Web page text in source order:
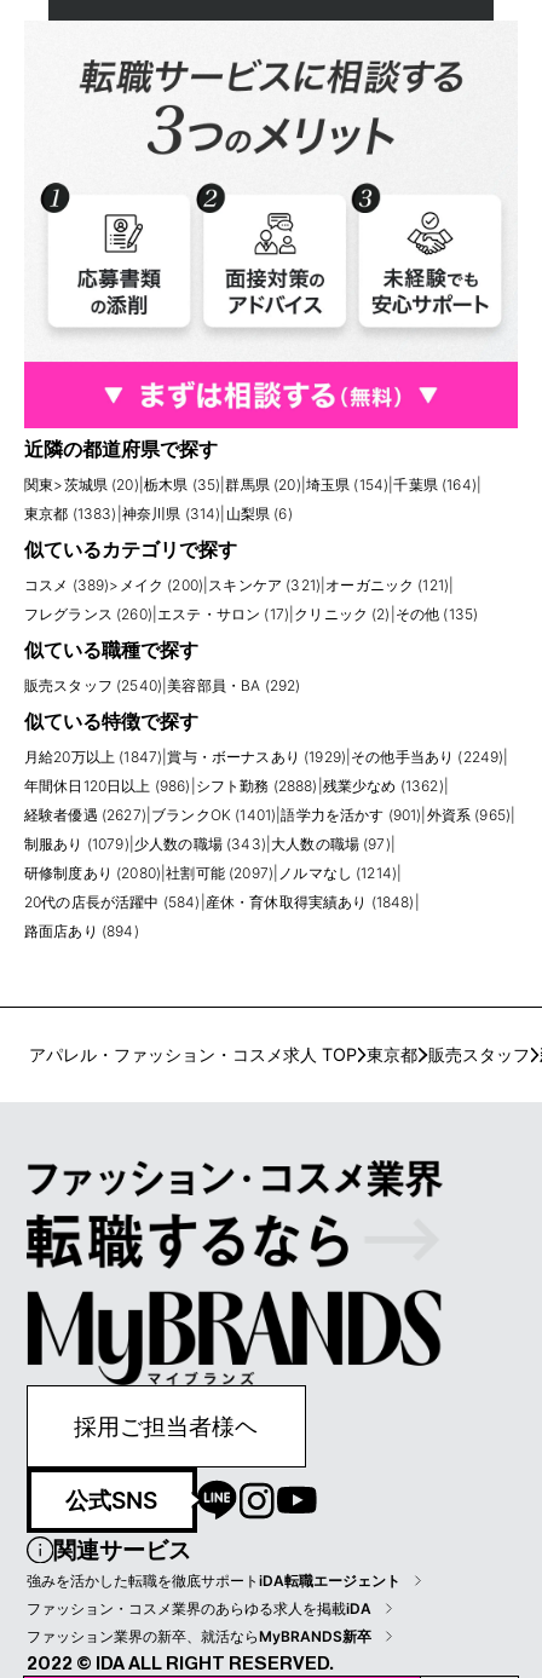
近隣の都道府県で探す
関東>茨城県 (20) 栃木県 (35) |群馬県 (20) 埼玉県 (154) |千葉県 (164)
東京都 (1383) 神奈川県 (314) 山梨県 (6)
似ているカテゴリで探す
コスメ (389)> メイク (200) スキンケア (321) オーガニック (121)
フレグランス (260) エステ・サロン (17) クリニック (2) その他 (135)
似ている職種で探す
販売スタッフ (2540) |美容部員・BA (292)
似ている特徴で探す
月給20万以上 (1847) |賞与・ボーナスあり (1929) その他手当あり (2249)
年間休日120日以上 (986) シフト勤務 (2888) 残業少なめ (1362)
経験者優遇 (2627) ブランクOK (1401) |語学力を活かす (901) 外資系 (965)
制服あり (1079) 少人数の職場 (343) |大人数の職場 (97)
研修制度あり (2080) |社割可能 (2097) ノルマなし (1214)
20代の店長が活躍中 (584) 産休・育休取得実績あり (1848)
路面店あり (894)
アパレル・ファッション・コスメ求人 TOP 東京都 販売スタッフ
採用ご担当者様ヘ
公式SNS
関連サービス
強みを活かした転職を徹底サポートiDA転職エージェント
ファッション・コスメ業界のあらゆる求人を掲載iDA
ファッション業界の新卒、就活ならMyBRANDS新卒
2022 © IDA ALL RIGHT RESERVED.